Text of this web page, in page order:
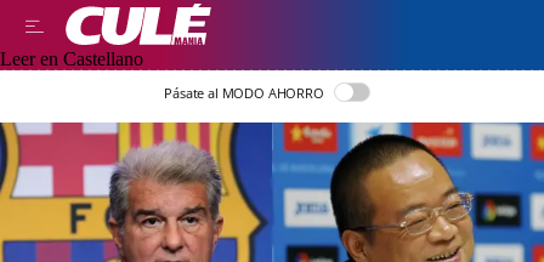
Leer en Castellano
Pásate al MODO AHORRO